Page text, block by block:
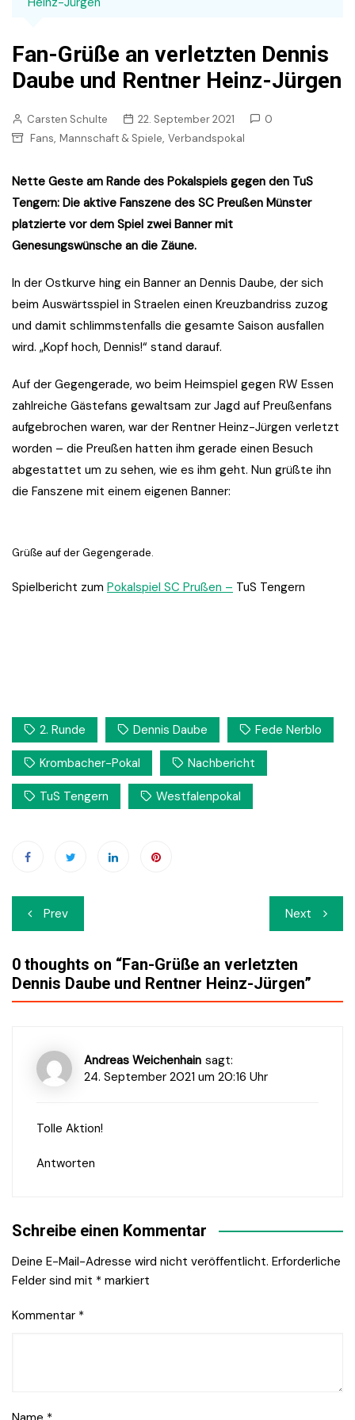
Fan-Grüße an verletzten Dennis
Daube und Rentner Heinz-Jürgen
Carsten Schulte 22. September 2021
0
Fans, Mannschaft & Spiele, Verbandspokal
Nette Geste am Rande des Pokalspiels gegen den TuS
Tengern: Die aktive Fanszene des SC Preußen Münster
platzierte vor dem Spiel zwei Banner mit
Genesungswünsche an die Zäune.
In der Ostkurve hing ein Banner an Dennis Daube, der sich
beim Auswärtsspiel in Straelen einen Kreuzbandriss zuzog
und damit schlimmstenfalls die gesamte Saison ausfallen
wird. „Kopf hoch, Dennis!“ stand darauf.
Auf der Gegengerade, wo beim Heimspiel gegen RW Essen
zahlreiche Gästefans gewaltsam zur Jagd auf Preußenfans
aufgebrochen waren, war der Rentner Heinz-Jürgen verletzt
worden – die Preußen hatten ihm gerade einen Besuch
abgestattet um zu sehen, wie es ihm geht. Nun grüßte ihn
die Fanszene mit einem eigenen Banner:
Grüße auf der Gegengerade.
Spielbericht zum Pokalspiel SC Prußen – TuS Tengern
2. Runde Dennis Daube Fede Nerblo
Krombacher-Pokal Nachbericht
TuS Tengern Westfalenpokal
Beitrags-
Navigation
Prev Next
0 thoughts on “Fan-Grüße an verletzten
Dennis Daube und Rentner Heinz-Jürgen”
Andreas Weichenhain sagt:
24. September 2021 um 20:16 Uhr
Tolle Aktion!
Antworten
Schreibe einen Kommentar
Deine E-Mail-Adresse wird nicht veröffentlicht. Erforderliche
Felder sind mit * markiert
Kommentar *